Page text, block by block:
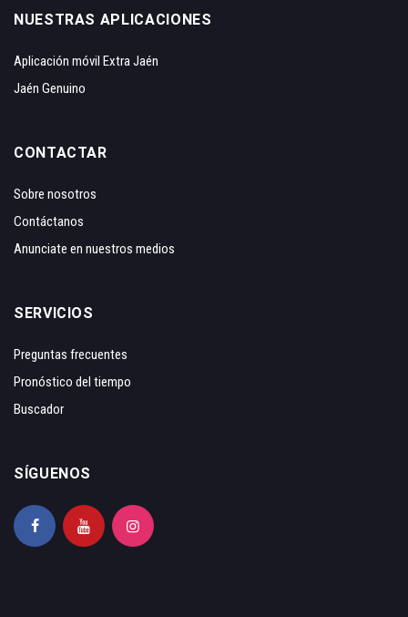
NUESTRAS APLICACIONES
Aplicación móvil Extra Jaén
Jaén Genuino
CONTACTAR
Sobre nosotros
Contáctanos
Anunciate en nuestros medios
SERVICIOS
Preguntas frecuentes
Pronóstico del tiempo
Buscador
SÍGUENOS